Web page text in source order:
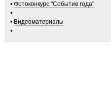
Фотоконкурс "Событие года"
Видеоматериалы